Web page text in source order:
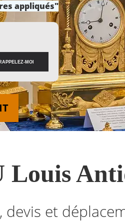
appliqués"
Louis
devis et